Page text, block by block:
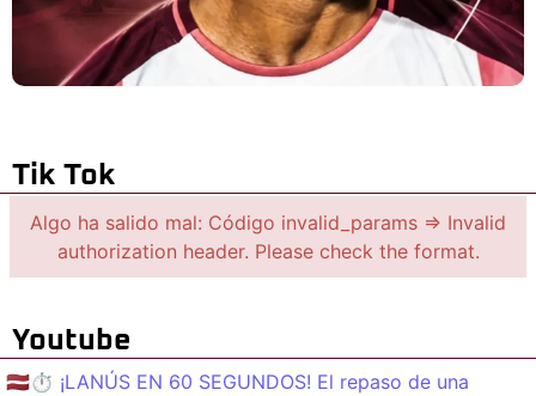
Tik Tok
Algo ha salido mal: Código invalid_params => Invalid
authorization header. Please check the format.
Youtube
🇱🇻⏱️ ¡LANÚS EN 60 SEGUNDOS! El repaso de una